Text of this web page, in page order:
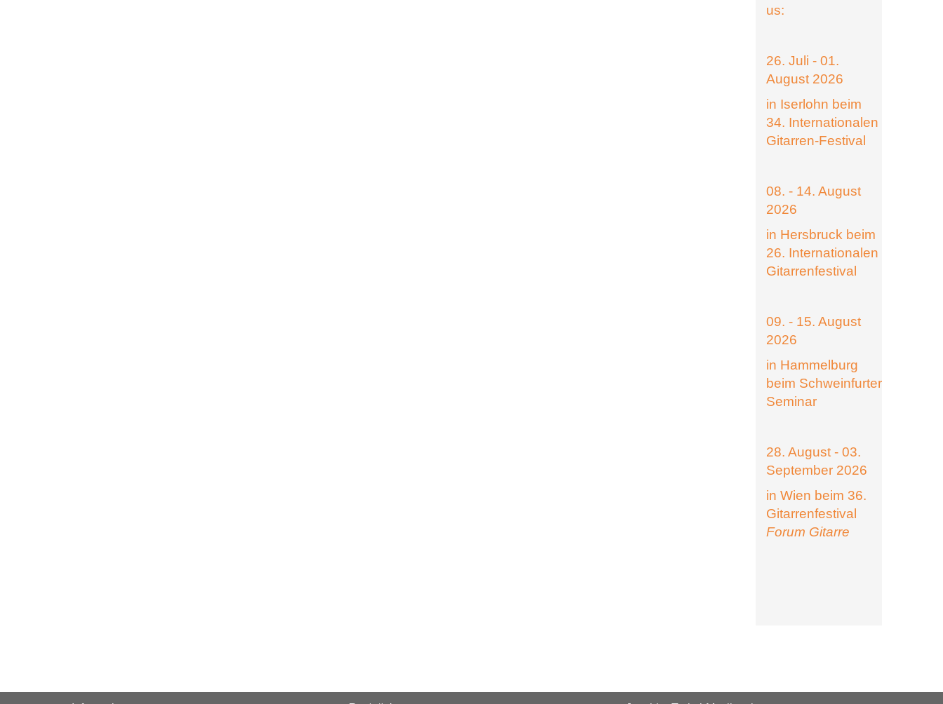
us:
26. Juli - 01.
August 2026
in Iserlohn beim
34. Internationalen
Gitarren-Festival
08. - 14. August
2026
in Hersbruck beim
26. Internationalen
Gitarrenfestival
09. - 15. August
2026
in Hammelburg
beim Schweinfurter
Seminar
28. August - 03.
September 2026
in Wien beim 36.
Gitarrenfestival
Forum Gitarre